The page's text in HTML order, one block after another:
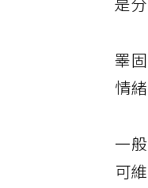
是
睪
情
一
可